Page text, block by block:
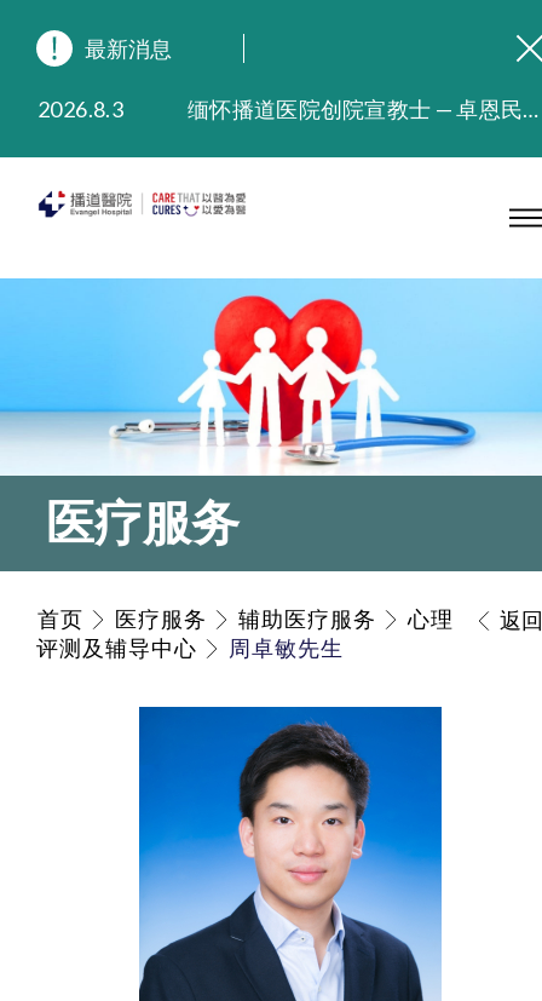
最新消息
2026.8.3
缅怀播道医院创院宣教士 — 卓恩民医生香港追思会
2025.9.23
本院在暴雨或台风警告信号 (包括黑色暴雨及8号或以上热带气旋警告信号) 下，仍会维持有限度服务。如有查询，可致电2711 5222。
2025.7.21
播道医院手机App已推出查阅病歷记录及求诊资料功能，请即下载
医疗服务
首页 医疗服务 辅助医疗服务
心理
评测及辅导中心
周卓敏先生
返回